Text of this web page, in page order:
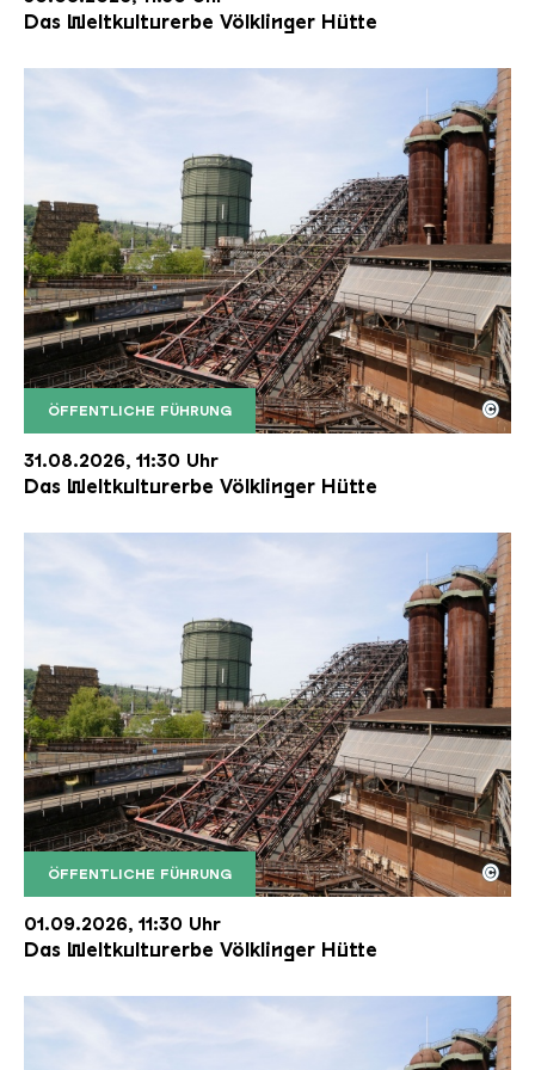
Das Weltkulturerbe Völklinger Hütte
ÖFFENTLICHE FÜHRUNG
Der Erzschrägaufzug der Völklinger Hütte mit
Copyright: Weltkulturerbe Völklinger Hütte | Karl
©
31.08.2026, 11:30 Uhr
Das Weltkulturerbe Völklinger Hütte
ÖFFENTLICHE FÜHRUNG
Der Erzschrägaufzug der Völklinger Hütte mit
Copyright: Weltkulturerbe Völklinger Hütte | Karl
©
01.09.2026, 11:30 Uhr
Das Weltkulturerbe Völklinger Hütte